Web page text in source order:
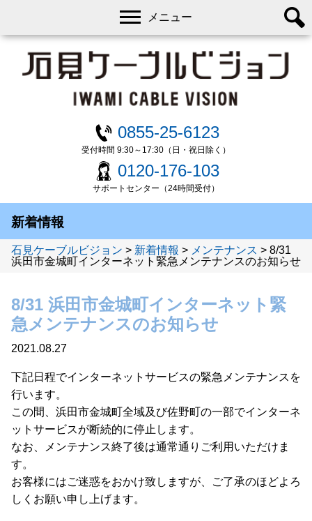
0855-25-6123
受付時間 9:30～17:30（日・祝日除く）
0120-176-103
サポートセンター（24時間受付）
メニュー
新着情報
石見ケーブルビジョン > 新着情報 > メンテナンス > 8/31
浜田市金城町インターネット緊急メンテナンスのお知らせ
8/31 浜田市金城町インターネット緊
急メンテナンスのお知らせ
2021.08.27
下記日程でインターネットサービスの緊急メンテナンスを
行います。
この間、浜田市金城町全域及び佐野町の一部でインターネ
ットサービスが断続的に停止します。
なお、メンテナンス終了後は通常通りご利用いただけま
す。
お客様にはご迷惑をおかけ致しますが、ご了承のほどよろ
しくお願い申し上げます。